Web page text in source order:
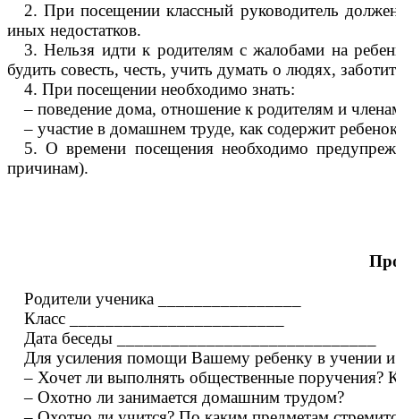
2. При посещении классный руководитель
иных недостатков.
3. Нельзя идти к родителям с жалобами на
будить совесть, честь, учить думать о людях,
4. При посещении необходимо знать:
– поведение дома, отношение к родителям и
– участие в домашнем труде, как содержит
5. О времени посещения необходимо
причинам).
Родители ученика ________________
Класс ________________________
Дата беседы _____________________________
Для усиления помощи Вашему ребенку в учении
– Хочет ли выполнять общественные поручения?
– Охотно ли занимается домашним трудом?